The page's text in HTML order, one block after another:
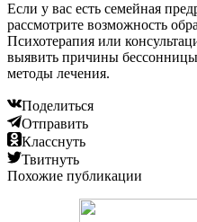
Если у вас есть семейная
рассмотрите возможность
Психотерапия или
выявить причины
методы лечения.
Поделиться
Отправить
Класснуть
Твитнуть
Похожие публикации